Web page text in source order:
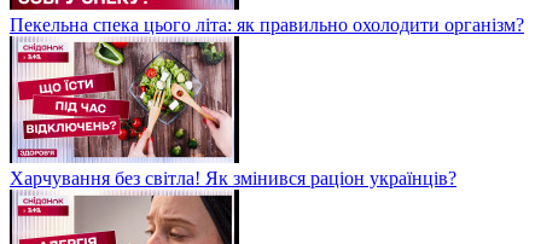
Пекельна спека цього літа: як правильно охолодити організм?
Харчування без світла! Як змінився раціон українців?